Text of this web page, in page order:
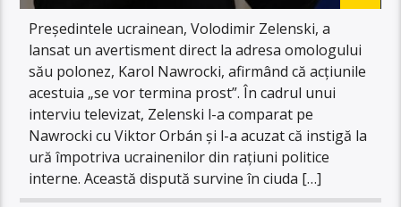
Președintele ucrainean, Volodimir Zelenski, a
lansat un avertisment direct la adresa omologului
său polonez, Karol Nawrocki, afirmând că acțiunile
acestuia „se vor termina prost”. În cadrul unui
interviu televizat, Zelenski l-a comparat pe
Nawrocki cu Viktor Orbán și l-a acuzat că instigă la
ură împotriva ucrainenilor din rațiuni politice
interne. Această dispută survine în ciuda […]